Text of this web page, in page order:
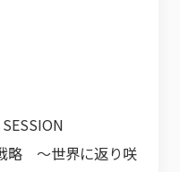
～世界に返り咲